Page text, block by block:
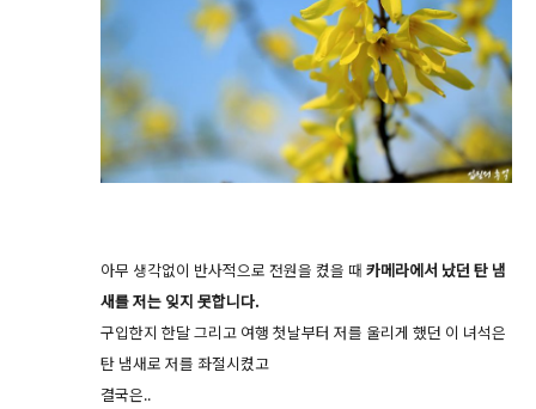
아무 생각없이 반사적으로 전원을 켰을 때 카메라에서 났던 탄 냄
새를 저는 잊지 못합니다.
구입한지 한달 그리고 여행 첫날부터 저를 울리게 했던 이 녀석은
탄 냄새로 저를 좌절시켰고
결국은..